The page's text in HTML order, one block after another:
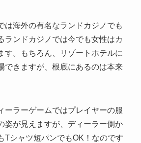
は海外の有名なランドカジノでも
ランドカジノでは今でも女性はカ
す。もちろん、リゾートホテルに
できますが、根底にあるのは本来
ーラーゲームではプレイヤーの服
姿が見えますが、ディーラー側か
Tシャツ短パンでもOK！なのです